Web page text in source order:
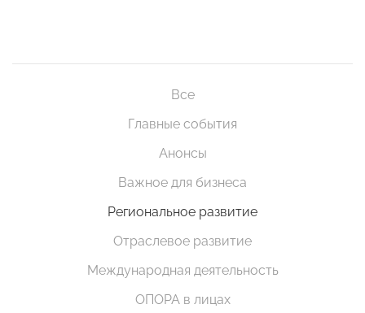
Все
Главные события
Анонсы
Важное для бизнеса
Региональное развитие
Отраслевое развитие
Международная деятельность
ОПОРА в лицах